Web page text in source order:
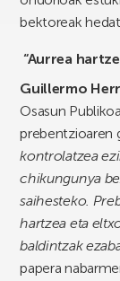
bektoreak
“Aurrea
Guillermo
Osasun
prebentzioaren
kontrolatzea
chikungunya
saihesteko.
hartzea eta
baldintzak
papera